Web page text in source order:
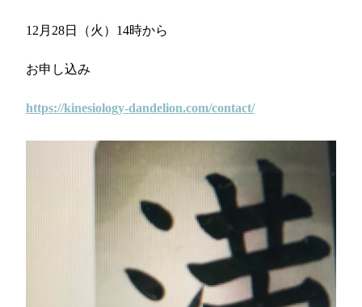
12月28日（火） 14時から
お申し込み
https://kinesiology-dandelion.com/contact/